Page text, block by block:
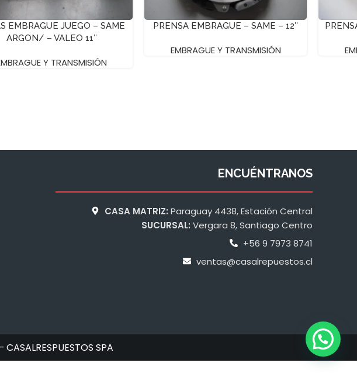
EMBRAGUE JUEGO – SAME
ARGON/ – VALEO 11″
Y TRANSMISIÓN
PRENSA EMBRAGUE – SAME – 12″
EMBRAGUE Y TRANSMISIÓN
ENCUÉNTRANOS
CASA MATRIZ: Paraguay 4438, Estación Central
SUCURSAL: Vergara 8, Santiago Centro
+56 9 7973 8741
ventas@casalrepuestos.cl
SPA